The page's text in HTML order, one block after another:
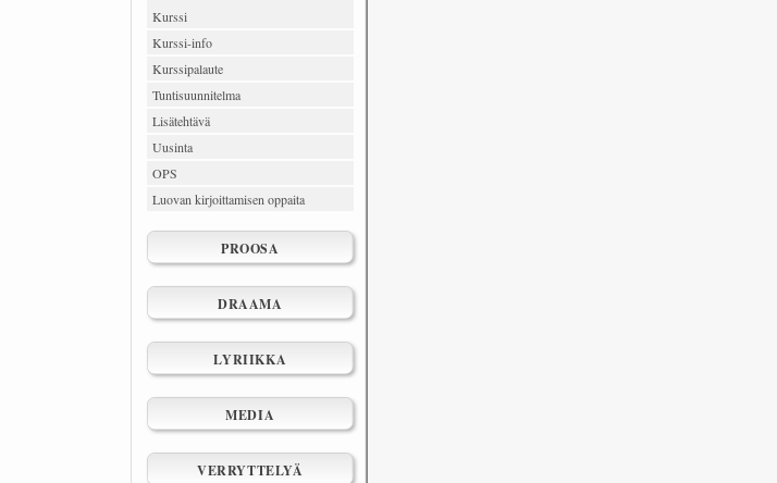
Kurssi
Kurssi-info
Kurssipalaute
Tuntisuunnitelma
Lisätehtävä
Uusinta
OPS
Luovan kirjoittamisen oppaita
PROOSA
DRAAMA
LYRIIKKA
MEDIA
VERRYTTELYÄ